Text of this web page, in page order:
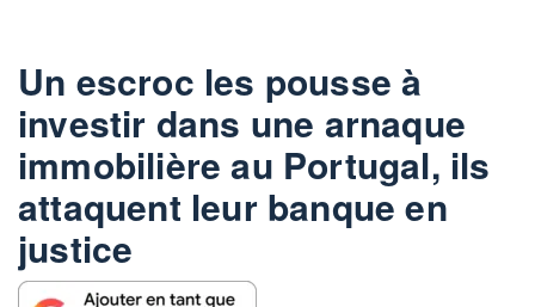
Un escroc les pousse à
investir dans une arnaque
immobilière au Portugal, ils
attaquent leur banque en
justice